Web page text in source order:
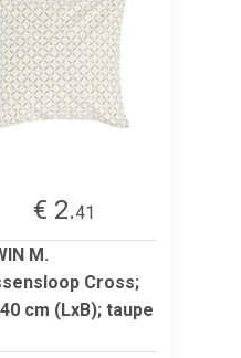
€ 2.41
M.
Cross;
cm (LxB); taupe